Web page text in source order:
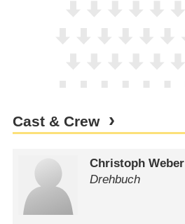
Cast & Crew
Christoph Weber
Drehbuch